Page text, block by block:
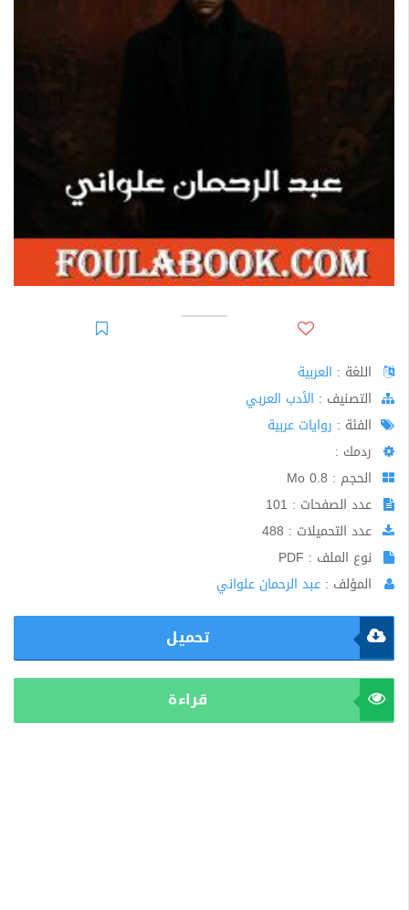
اللغة : العربية
اﻟﺘﺼﻨﻴﻒ : الأدب العربي
الفئة : روايات عربية
ردمك :
الحجم : 0.8 Mo
عدد الصفحات : 101
عدد التحميلات : 488
نوع الملف : PDF
المؤلف : عبد الرحمان علواني
تحميل
قراءة